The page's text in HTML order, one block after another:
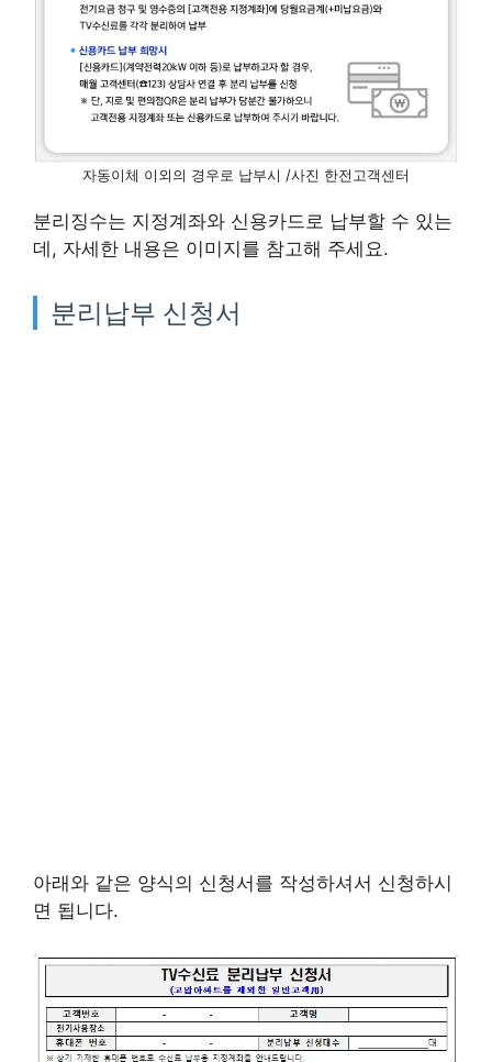
자동이체 이외의 경우로 납부시 /사진 한전고객센터
분리징수는 지정계좌와 신용카드로 납부할 수 있는
데, 자세한 내용은 이미지를 참고해 주세요.
분리납부 신청서
아래와 같은 양식의 신청서를 작성하셔서 신청하시
면 됩니다.